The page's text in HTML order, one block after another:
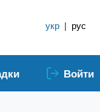
укр | рус
Войти